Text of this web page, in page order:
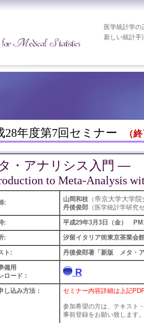
医学統計学
新しい統計手
28年度第7回セミナー （
・アナリシス入門 ―
to Meta-Analysis
: 山岡和枝（帝京大学大学
丹後俊郎（医学統計学研究
: 平成29年3月3日（金）
: 汐留イタリア街東京茶
ト: 丹後俊郎著「新版 メタ・
備用
ロード：
R
し込み方法： セミナー内容詳細は上記
参加希望の方は、テキスト
事前登録をお願い致しま